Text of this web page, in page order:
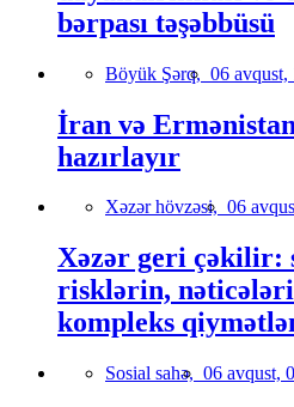
bərpası təşəbbüsü
Böyük Şərq, 06 avqust,
İran və
hazırlayır
Xəzər hövzəsi, 06
Xəzər geri çəkilir:
risklərin,
kompleks
Sosial sahə, 06 avqust,